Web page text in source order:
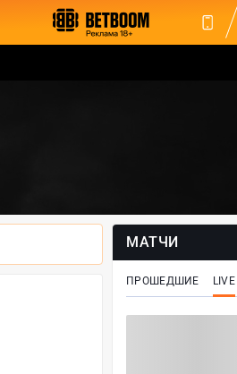
МАТЧИ
ПРОШЕДШИЕ LIVE